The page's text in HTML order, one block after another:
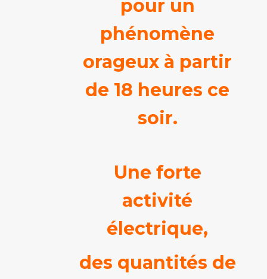
pour un
phénomène
orageux à partir
de 18 heures ce
soir.
Une forte
activité
électrique,
des quantités de